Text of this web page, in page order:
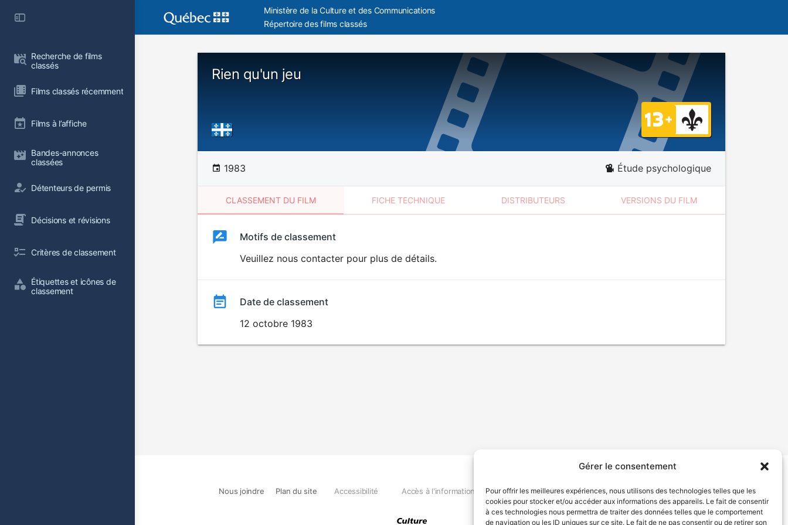
Gérer le consentement
Pour offrir les meilleures expériences, nous utilisons des technologies telles que les
cookies pour stocker et/ou accéder aux informations des appareils. Le fait de consentir
à ces technologies nous permettra de traiter des données telles que le comportement
de navigation ou les ID uniques sur ce site. Le fait de ne pas consentir ou de retirer son
Recherche de films
classés
Films classés récemment
Films à l’affiche
Bandes-annonces
classées
Détenteurs de permis
Décisions et révisions
Critères de classement
Étiquettes et icônes de
classement
Ministère de la Culture et des Communications
Répertoire des films classés
Rien qu'un jeu
1983 Étude psychologique
CLASSEMENT DU FILM FICHE TECHNIQUE DISTRIBUTEURS VERSIONS DU FILM
ClassementClassement
Motifs de classement
Veuillez nous contacter pour plus de détails.
Date de classement
12 octobre 1983
Nous joindre Plan du site Accessibilité Accès à l'information Déclaration de services Politique de confidentialité